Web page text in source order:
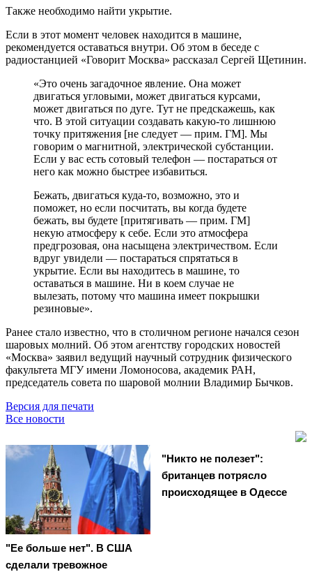
Также необходимо найти укрытие.
Если в этот момент человек находится в машине,
рекомендуется оставаться внутри. Об этом в беседе с
радиостанцией «Говорит Москва» рассказал Сергей Щетинин.
«Это очень загадочное явление. Она может
двигаться угловыми, может двигаться курсами,
может двигаться по дуге. Тут не предскажешь, как
что. В этой ситуации создавать какую-то лишнюю
точку притяжения [не следует — прим. ГМ]. Мы
говорим о магнитной, электрической субстанции.
Если у вас есть сотовый телефон — постараться от
него как можно быстрее избавиться.
Бежать, двигаться куда-то, возможно, это и
поможет, но если посчитать, вы когда будете
бежать, вы будете [притягивать — прим. ГМ]
некую атмосферу к себе. Если это атмосфера
предгрозовая, она насыщена электричеством. Если
вдруг увидели — постараться спрятаться в
укрытие. Если вы находитесь в машине, то
оставаться в машине. Ни в коем случае не
вылезать, потому что машина имеет покрышки
резиновые».
Ранее стало известно, что в столичном регионе начался сезон
шаровых молний. Об этом агентству городских новостей
«Москва» заявил ведущий научный сотрудник физического
факультета МГУ имени Ломоносова, академик РАН,
председатель совета по шаровой молнии Владимир Бычков.
Версия для печати
Все новости
"Ее больше нет". В США
сделали тревожное
"Никто не полезет":
британцев потрясло
происходящее в Одессе